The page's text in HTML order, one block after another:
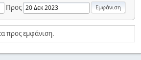
Προς
προς εμφάνιση.